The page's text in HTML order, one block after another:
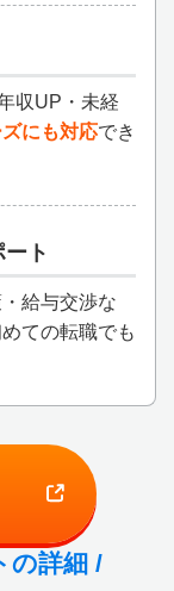
収UP・未経
にも対応でき
ト
給与交渉な
ての転職でも
の詳細 /